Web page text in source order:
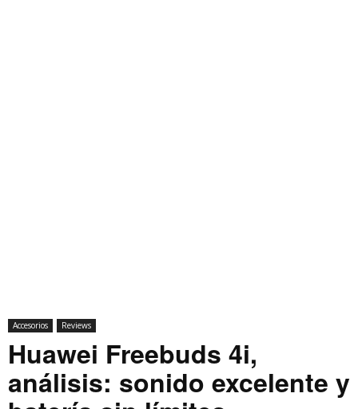
Accesorios Reviews
Huawei Freebuds 4i,
análisis: sonido excelente y